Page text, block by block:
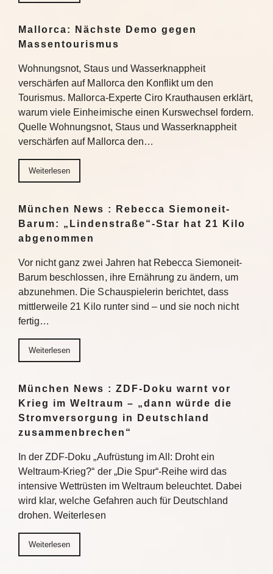
Mallorca: Nächste Demo gegen
Massentourismus
Wohnungsnot, Staus und Wasserknappheit
verschärfen auf Mallorca den Konflikt um den
Tourismus. Mallorca-Experte Ciro Krauthausen erklärt,
warum viele Einheimische einen Kurswechsel fordern.
Quelle Wohnungsnot, Staus und Wasserknappheit
verschärfen auf Mallorca den…
Weiterlesen
München News : Rebecca Siemoneit-
Barum: „Lindenstraße“-Star hat 21 Kilo
abgenommen
Vor nicht ganz zwei Jahren hat Rebecca Siemoneit-
Barum beschlossen, ihre Ernährung zu ändern, um
abzunehmen. Die Schauspielerin berichtet, dass
mittlerweile 21 Kilo runter sind – und sie noch nicht
fertig…
Weiterlesen
München News : ZDF-Doku warnt vor
Krieg im Weltraum – „dann würde die
Stromversorgung in Deutschland
zusammenbrechen“
In der ZDF-Doku „Aufrüstung im All: Droht ein
Weltraum-Krieg?“ der „Die Spur“-Reihe wird das
intensive Wettrüsten im Weltraum beleuchtet. Dabei
wird klar, welche Gefahren auch für Deutschland
drohen. Weiterlesen
Weiterlesen